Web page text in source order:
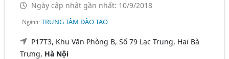
Ngày cập nhật gần nhất: 10/9/2018
Ngành:TRUNG TÂM ĐÀO TẠO
P17T3, Khu Văn Phòng B, Số 79 Lạc Trung, Hai Bà
Trưng, Hà Nội